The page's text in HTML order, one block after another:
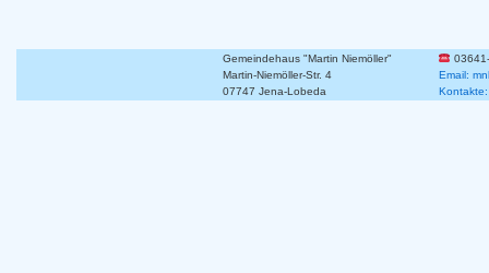
Gemeindehaus "Martin Niemöller"
Martin-Niemöller-Str. 4
Email:
07747 Jena-Lobeda